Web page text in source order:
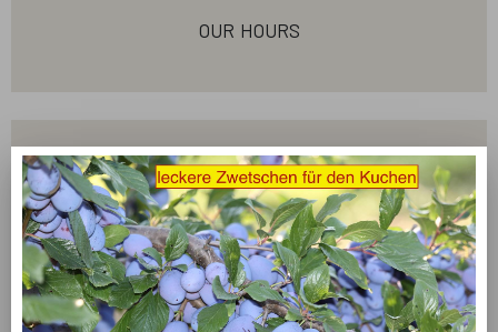
our hours
news
Braunschweigs größter Obstgarten
5 years ago
leckere Suppen aus der Region